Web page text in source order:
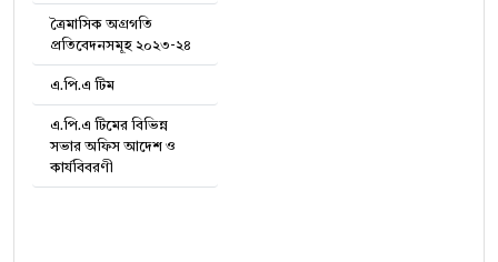
ত্রৈমাসিক অগ্রগতি
প্রতিবেদনসমূহ ২০২৩-২৪
এ.পি.এ টিম
এ.পি.এ টিমের বিভিন্ন
সভার অফিস আদেশ ও
কার্যবিবরণী